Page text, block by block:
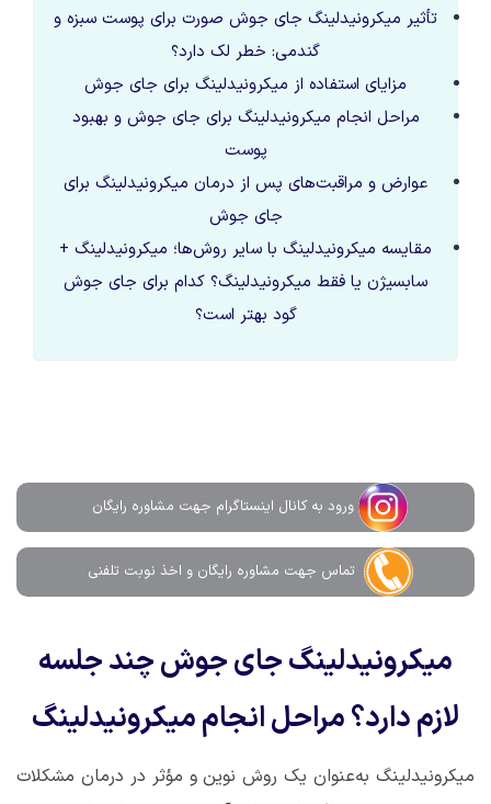
تأثیر میکرونیدلینگ جای جوش صورت برای پوست سبزه و
گندمی: خطر لک دارد؟
مزایای استفاده از میکرونیدلینگ برای جای جوش
مراحل انجام میکرونیدلینگ برای جای جوش و بهبود
پوست
عوارض و مراقبت‌های پس از درمان میکرونیدلینگ برای
جای جوش
مقایسه میکرونیدلینگ با سایر روش‌ها؛ میکرونیدلینگ +
سابسیژن یا فقط میکرونیدلینگ؟ کدام برای جای جوش
گود بهتر است؟
ورود به کانال اینستاگرام جهت مشاوره رایگان
تماس جهت مشاوره رايگان و اخذ نوبت تلفنی
میکرونیدلینگ جای جوش چند جلسه
لازم دارد؟ مراحل انجام میکرونیدلینگ
میکرونیدلینگ به‌عنوان یک روش نوین و مؤثر در درمان مشکلات